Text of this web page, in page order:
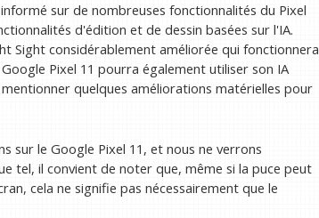
sur de nombreuses fonctionnalités du Pixel
d'édition et de dessin basées sur l'IA.
Sight considérablement améliorée qui fonctionnera
Pixel 11 pourra également utiliser son IA
quelques améliorations matérielles pour
sur le Google Pixel 11, et nous ne verrons
tel, il convient de noter que, même si la puce peut
cela ne signifie pas nécessairement que le